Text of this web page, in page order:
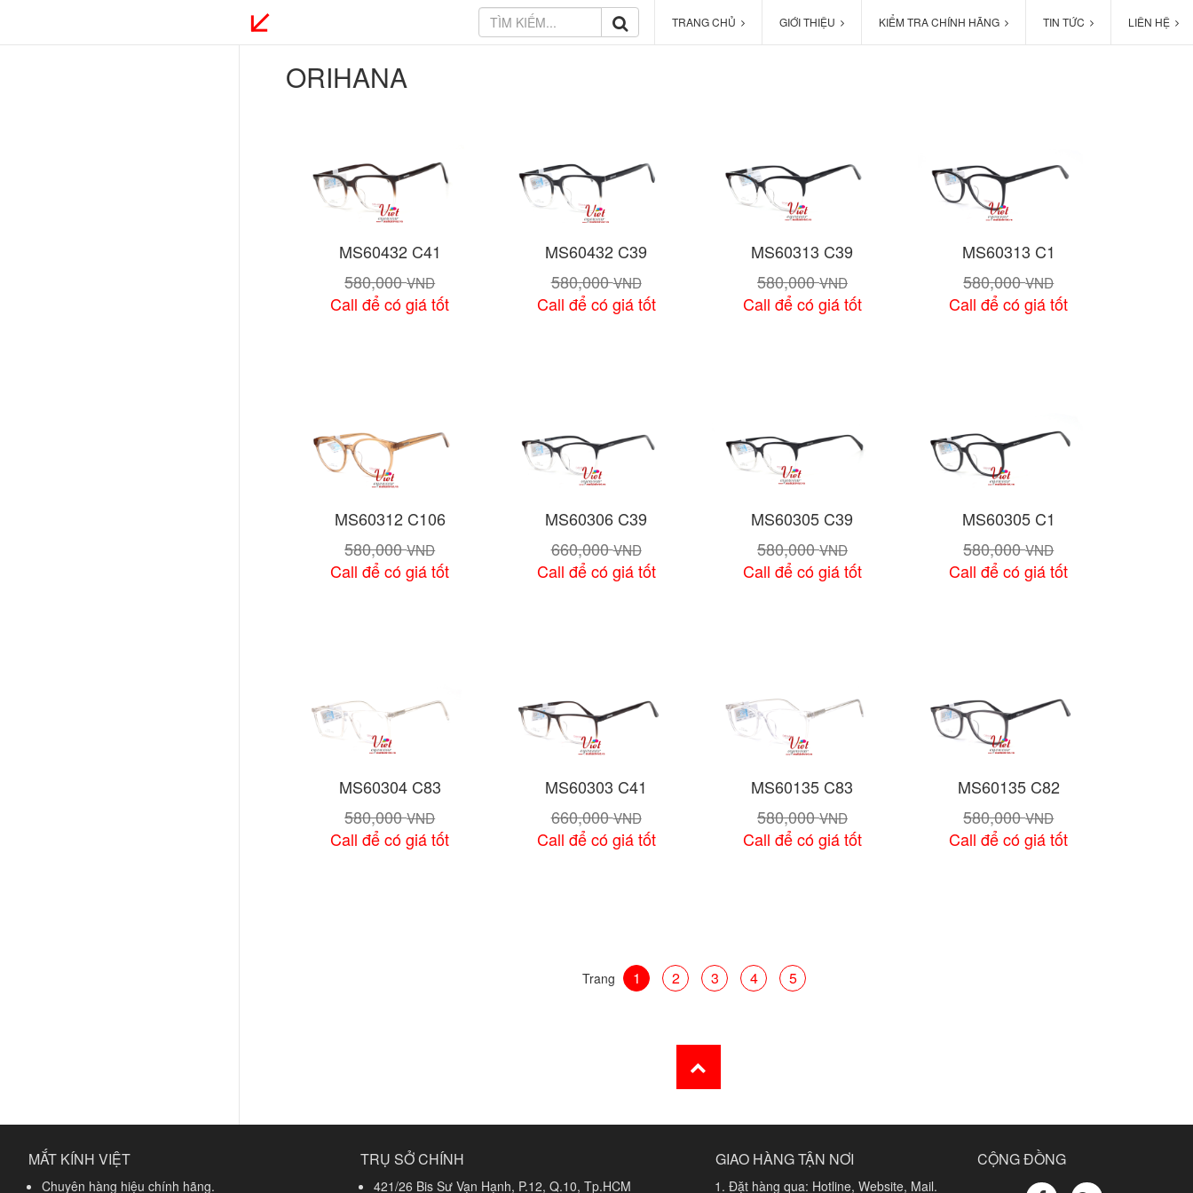
TRANG CHỦ GIỚI THIỆU KIỂM TRA CHÍNH HÃNG TIN TỨC LIÊN HỆ
ORIHANA
MS60432 C41
580,000VND
Call để có giá tốt
MS60432 C39
580,000VND
Call để có giá tốt
MS60313 C39
580,000VND
Call để có giá tốt
MS60313 C1
580,000VND
Call để có giá tốt
MS60312 C106
580,000VND
Call để có giá tốt
MS60306 C39
660,000VND
Call để có giá tốt
MS60305 C39
580,000VND
Call để có giá tốt
MS60305 C1
580,000VND
Call để có giá tốt
MS60304 C83
580,000VND
Call để có giá tốt
MS60303 C41
660,000VND
Call để có giá tốt
MS60135 C83
580,000VND
Call để có giá tốt
MS60135 C82
580,000VND
Call để có giá tốt
Trang 1 2 3 4 5
MẮT KÍNH VIỆT
Chuyên hàng hiệu chính hãng.
TRỤ SỞ CHÍNH
421/26 Bis Sư Vạn Hạnh, P.12, Q.10, Tp.HCM
GIAO HÀNG TẬN NƠI
Đặt hàng qua: Hotline, Website, Mail.
CỘNG ĐỒNG